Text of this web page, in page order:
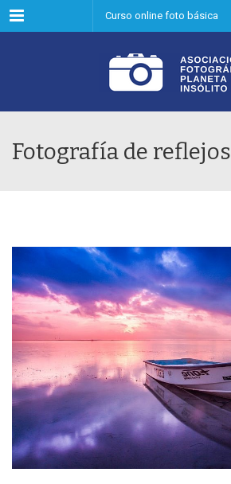
Menu Curso online foto básica
Fotografía de reflejos